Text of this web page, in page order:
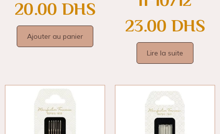
20.00 DHS
Ajouter au panier
23.00 DHS
Lire la suite